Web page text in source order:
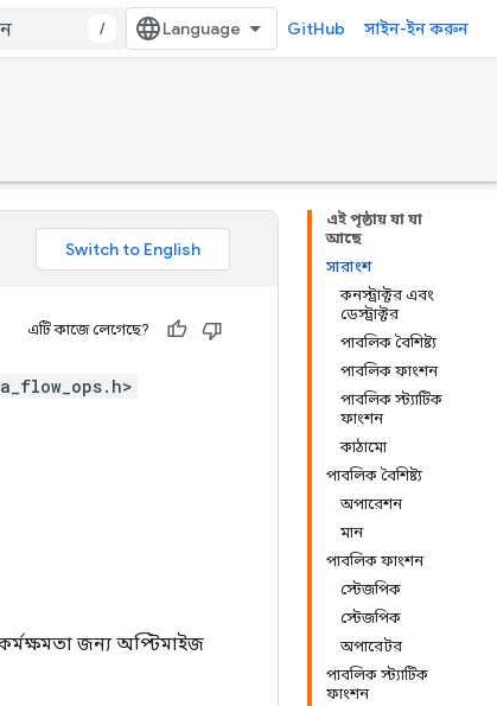
/ GitHub সাইন-ইন করুন
এই পৃষ্ঠায় যা যা
আছে
সারাংশ
কনস্ট্রাক্টর এবং
ডেস্ট্রাক্টর
পাবলিক বৈশিষ্ট্য
পাবলিক ফাংশন
পাবলিক স্ট্যাটিক
ফাংশন
কাঠামো
পাবলিক বৈশিষ্ট্য
অপারেশন
মান
পাবলিক ফাংশন
স্টেজপিক
স্টেজপিক
অপারেটর
পাবলিক স্ট্যাটিক
ফাংশন
এটি কাজে লেগেছে?
জন্য অপ্টিমাইজ